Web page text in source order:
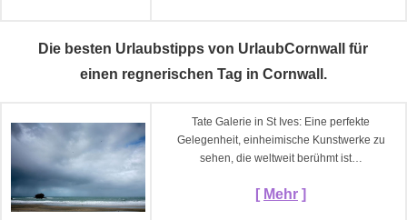
Die besten Urlaubstipps von UrlaubCornwall für
einen regnerischen Tag in Cornwall.
Tate Galerie in St Ives: Eine perfekte
Gelegenheit, einheimische Kunstwerke zu
sehen, die weltweit berühmt ist…
[ Mehr]